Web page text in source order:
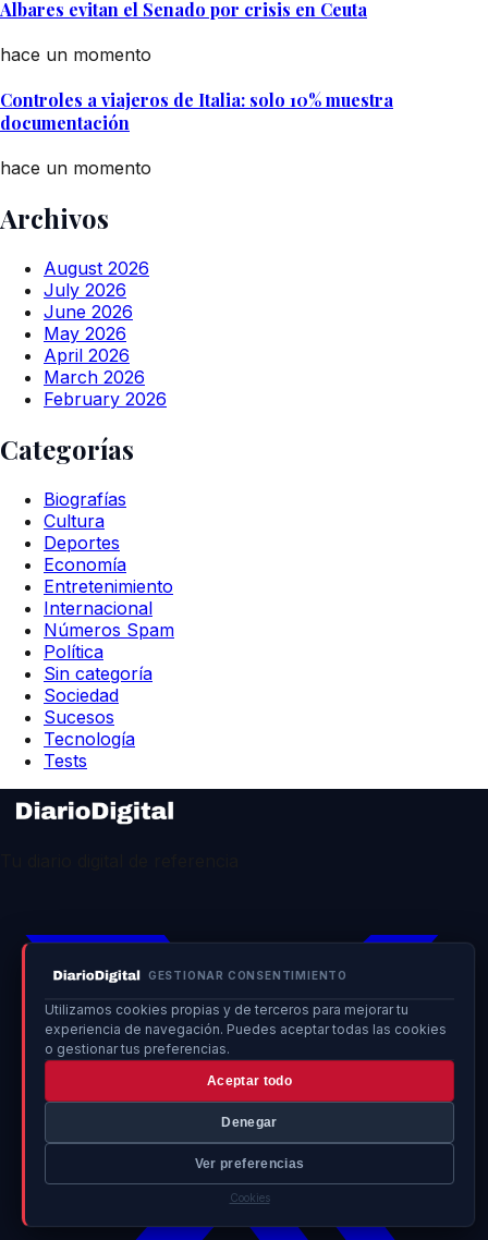
GESTIONAR CONSENTIMIENTO
Utilizamos cookies propias y de terceros para mejorar tu
experiencia de navegación. Puedes aceptar todas las cookies
o gestionar tus preferencias.
Aceptar todo
Denegar
Ver preferencias
Cookies
Albares evitan el Senado por crisis en Ceuta
hace un momento
Controles a viajeros de Italia: solo 10% muestra
documentación
hace un momento
Archivos
August 2026
July 2026
June 2026
May 2026
April 2026
March 2026
February 2026
Categorías
Biografías
Cultura
Deportes
Economía
Entretenimiento
Internacional
Números Spam
Política
Sin categoría
Sociedad
Sucesos
Tecnología
Tests